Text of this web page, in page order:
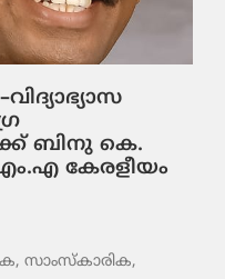
ബിനു കെ.
കേരളീയം
സാംസ്‌കാരിക,